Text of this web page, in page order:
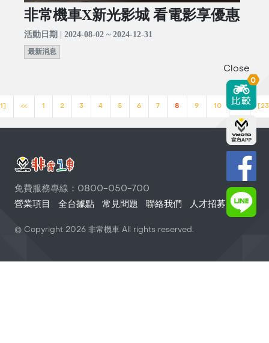
非常機車X新光影城 看電影享優惠
活動日期 | 2024-08-02 ~ 2024-12-31
最新消息
<< 1 2 3 4 5 6 7 8 9 10 >>
免費服務專線：0800-050-700
營業項目
全台據點 常見問題 聯絡我們 人才招募
© Copyright 2026 非常機車 All rights reserved.
Close
0